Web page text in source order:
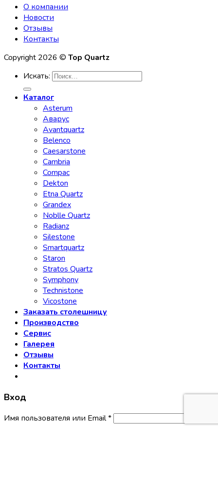
О компании
Новости
Отзывы
Контакты
Copyright 2026 © Top Quartz
Искать:
Каталог
Asterum
Аварус
Avantquartz
Belenco
Caesarstone
Cambria
Compac
Dekton
Etna Quartz
Grandex
Noblle Quartz
Radianz
Silestone
Smartquartz
Staron
Stratos Quartz
Symphony
Technistone
Vicostone
Заказать столешницу
Производство
Сервис
Галерея
Отзывы
Контакты
Вход
Имя пользователя или Email*